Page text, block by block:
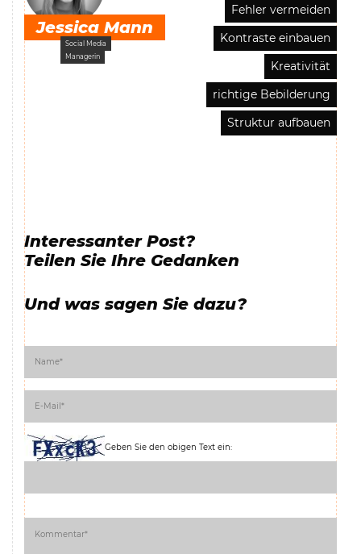
Jessica Mann
Social Media
Managerin
Fehler vermeiden
Kontraste einbauen
Kreativität
richtige Bebilderung
Struktur aufbauen
Interessanter Post?
Teilen Sie Ihre Gedanken
Und was sagen Sie dazu?
Geben Sie den obigen Text ein: